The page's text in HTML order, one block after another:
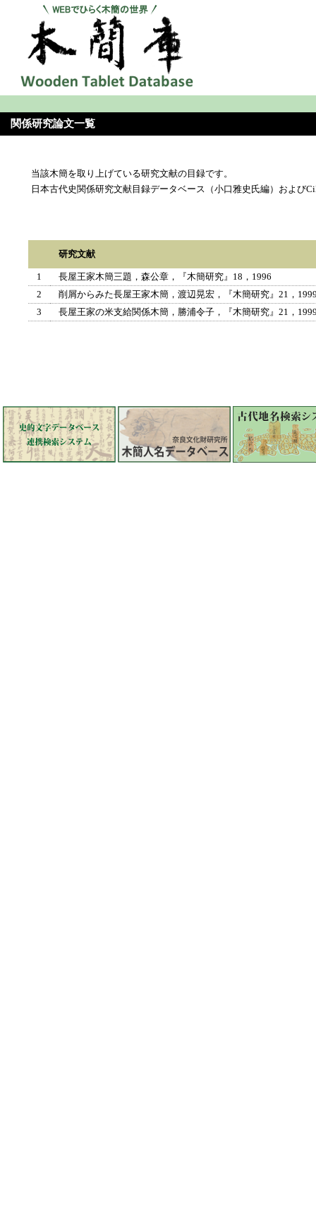
関係研究論文一覧
当該木簡を取り上げている研究文献の目録です。
日本古代史関係研究文献目録データベース（小口雅史氏編）およ
研究文献
1
長屋王家木簡三題，森公章，『木簡研究』18，1996
2
削屑からみた長屋王家木簡，渡辺晃宏，『木簡研究』21，
3
長屋王家の米支給関係木簡，勝浦令子，『木簡研究』21，